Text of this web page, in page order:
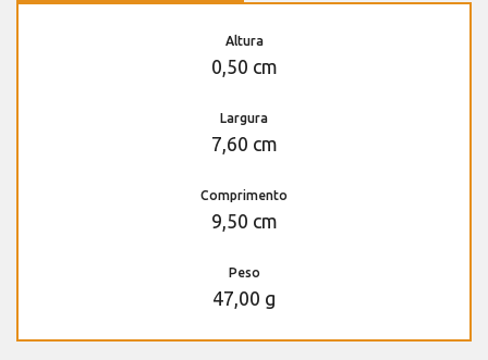
Altura
0,50 cm
Largura
7,60 cm
Comprimento
9,50 cm
Peso
47,00 g